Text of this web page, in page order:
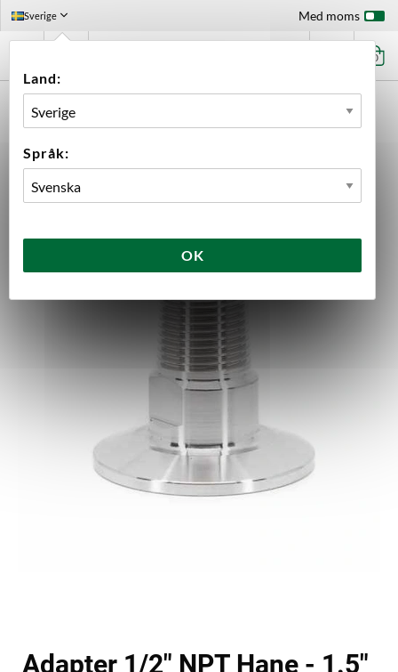
Sverige
Land:
Språk:
OK
Med moms
0
TILLBEHÖR BREWTOOLS
ADAPTER 1/2" NPT HANE - 1.5" TC BREWTOOLS
Adapter 1/2" NPT Hane - 1.5"